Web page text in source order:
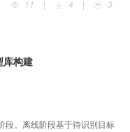
的描述子，依次完成目标直线
的候选直线段作为匹配结
直线。结果实验选取网上公
像对作为实验数据，采用
算法的1.061.41倍，匹配正确
LBDs更为耗时，但兼顾该
间，LBDs的鲁棒性更强，匹
11
| 4 | 3
库构建
段。离线阶段基于待识别目标